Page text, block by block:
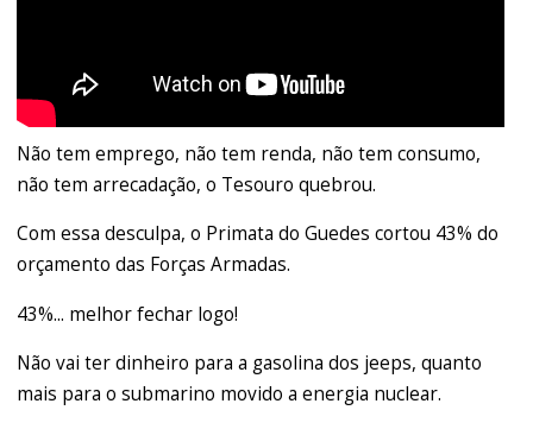
Não tem emprego, não tem renda, não tem consumo,
não tem arrecadação, o Tesouro quebrou.
Com essa desculpa, o Primata do Guedes cortou 43% do
orçamento das Forças Armadas.
43%... melhor fechar logo!
Não vai ter dinheiro para a gasolina dos jeeps, quanto
mais para o submarino movido a energia nuclear.